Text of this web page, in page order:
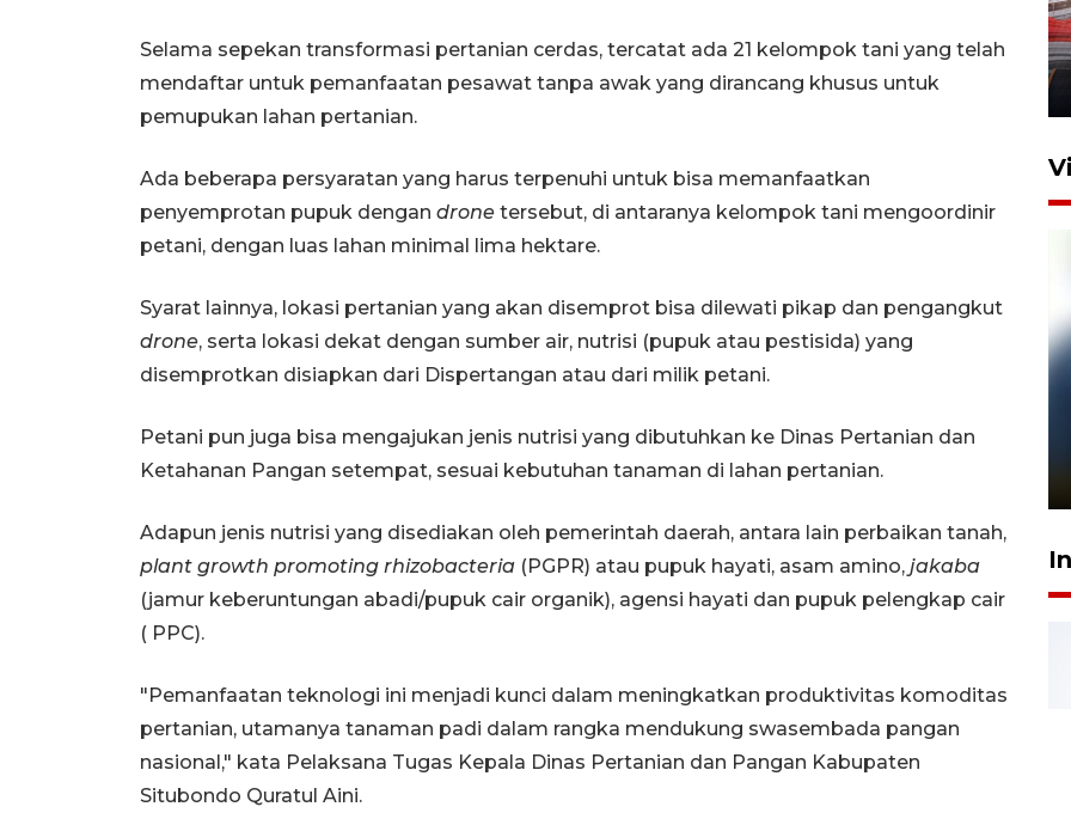
Selama sepekan transformasi pertanian cerdas, tercatat ada 21 kelompok tani yang telah
mendaftar untuk pemanfaatan pesawat tanpa awak yang dirancang khusus untuk
pemupukan lahan pertanian.
Ada beberapa persyaratan yang harus terpenuhi untuk bisa memanfaatkan
penyemprotan pupuk dengan drone tersebut, di antaranya kelompok tani mengoordinir
petani, dengan luas lahan minimal lima hektare.
Syarat lainnya, lokasi pertanian yang akan disemprot bisa dilewati pikap dan pengangkut
drone, serta lokasi dekat dengan sumber air, nutrisi (pupuk atau pestisida) yang
disemprotkan disiapkan dari Dispertangan atau dari milik petani.
Petani pun juga bisa mengajukan jenis nutrisi yang dibutuhkan ke Dinas Pertanian dan
Ketahanan Pangan setempat, sesuai kebutuhan tanaman di lahan pertanian.
Adapun jenis nutrisi yang disediakan oleh pemerintah daerah, antara lain perbaikan tanah,
plant growth promoting rhizobacteria (PGPR) atau pupuk hayati, asam amino, jakaba
(jamur keberuntungan abadi/pupuk cair organik), agensi hayati dan pupuk pelengkap cair
( PPC).
"Pemanfaatan teknologi ini menjadi kunci dalam meningkatkan produktivitas komoditas
pertanian, utamanya tanaman padi dalam rangka mendukung swasembada pangan
nasional," kata Pelaksana Tugas Kepala Dinas Pertanian dan Pangan Kabupaten
Situbondo Quratul Aini.
Stasiun Bogor
12 Juni 2026 18:49
sampai 8 tahan?
1 Juni 2026 05:47